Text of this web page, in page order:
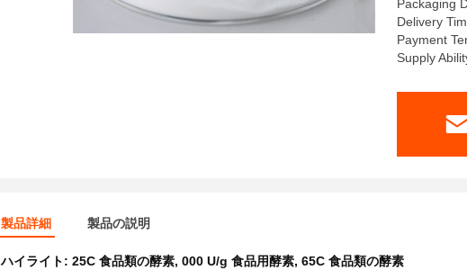
Packaging
Delivery
Payment
Supply
製品詳細 製品の説明
ハイライト: 25C 食品類の酵素, 000 U/g 食品用酵素, 65C 食品類の酵素